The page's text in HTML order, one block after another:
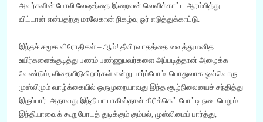
அவர்களின் போலி வேஷத்தை இறைவன் வெளிக்காட்ட ஆரம்பித்து
விட்டான் என்பதற்கு மாலேகான் நிகழ்வு ஓர் எடுத்துக்காட்டு.
இந்தச் சமூக விரோதிகள் – ஆம்! தீவிரவாதத்தை வைத்து மனித
உயிர்களைக்குடித்து பணம் பண்ணுபவர்களை அப்படித்தான் அழைக்க
வேண்டும் விதையிடுகிறார்கள் என்று பார்ப்போம். பொதுவாக ஒவ்வொரு
முஸ்லிமும் வாழ்க்கையில் ஒருமுறையாவது இந்த சூழ்நிலையைச் சந்தித்து
இருப்பார். அதாவது இந்தியா பாகிஸ்தான் கிரிக்கெட் போட்டி நடைபெறும்.
இந்தியாவைக் கூறுபோடத் துடிக்கும் கும்பல் முஸ்லிமைப் பார்த்து